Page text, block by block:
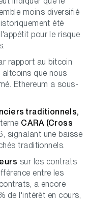
moins diversifié
été
pour le risque
rapport au bitcoin
altcoins que nous
Ethereum a sous-
traditionnels,
CARA (Cross
signalant une baisse
traditionnels.
sur les contrats
entre les
a encore
de l'intérêt en cours,